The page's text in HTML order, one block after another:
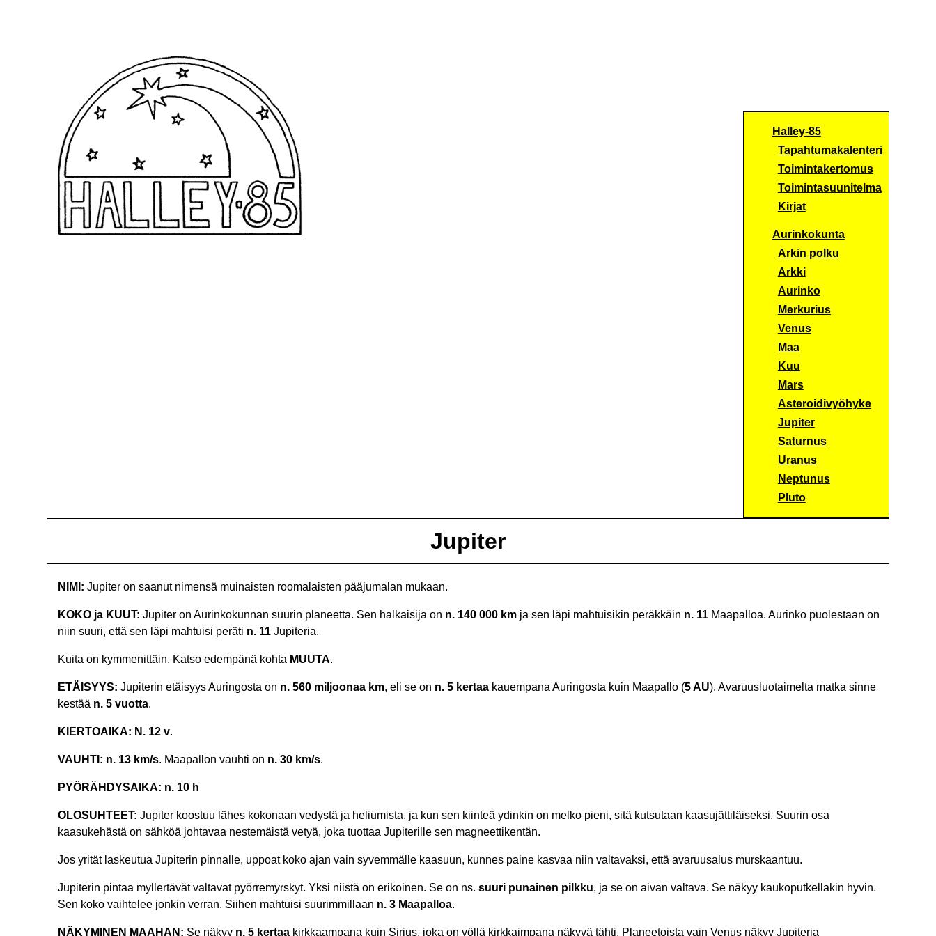
Halley-85
Tapahtumakalenteri
Toimintakertomus
Toimintasuunitelma
Kirjat
Aurinkokunta
Arkin polku
Arkki
Aurinko
Merkurius
Venus
Maa
Kuu
Mars
Asteroidivyöhyke
Jupiter
Saturnus
Uranus
Neptunus
Pluto
Jupiter
NIMI: Jupiter on saanut nimensä muinaisten roomalaisten pääjumalan mukaan.
KOKO ja KUUT: Jupiter on Aurinkokunnan suurin planeetta. Sen halkaisija on n. 140 000 km ja sen läpi mahtuisikin peräkkäin n. 11 Maapalloa. Aurinko puolestaan on
niin suuri, että sen läpi mahtuisi peräti n. 11 Jupiteria.
Kuita on kymmenittäin. Katso edempänä kohta MUUTA.
ETÄISYYS: Jupiterin etäisyys Auringosta on n. 560 miljoonaa km, eli se on n. 5 kertaa kauempana Auringosta kuin Maapallo (5 AU). Avaruusluotaimelta matka sinne
kestää n. 5 vuotta.
KIERTOAIKA: N. 12 v.
VAUHTI: n. 13 km/s. Maapallon vauhti on n. 30 km/s.
PYÖRÄHDYSAIKA: n. 10 h
OLOSUHTEET: Jupiter koostuu lähes kokonaan vedystä ja heliumista, ja kun sen kiinteä ydinkin on melko pieni, sitä kutsutaan kaasujättiläiseksi. Suurin osa
kaasukehästä on sähköä johtavaa nestemäistä vetyä, joka tuottaa Jupiterille sen magneettikentän.
Jos yrität laskeutua Jupiterin pinnalle, uppoat koko ajan vain syvemmälle kaasuun, kunnes paine kasvaa niin valtavaksi, että avaruusalus murskaantuu.
Jupiterin pintaa myllertävät valtavat pyörremyrskyt. Yksi niistä on erikoinen. Se on ns.suuri punainen pilkku, ja se on aivan valtava. Se näkyy kaukoputkellakin hyvin.
Sen koko vaihtelee jonkin verran. Siihen mahtuisi suurimmillaan n. 3 Maapalloa.
NÄKYMINEN MAAHAN: Se näkyy n. 5 kertaa kirkkaampana kuin Sirius, joka on yöllä kirkkaimpana näkyvä tähti. Planeetoista vain Venus näkyy Jupiteria